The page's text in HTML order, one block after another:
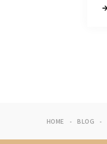
HOME BLOG